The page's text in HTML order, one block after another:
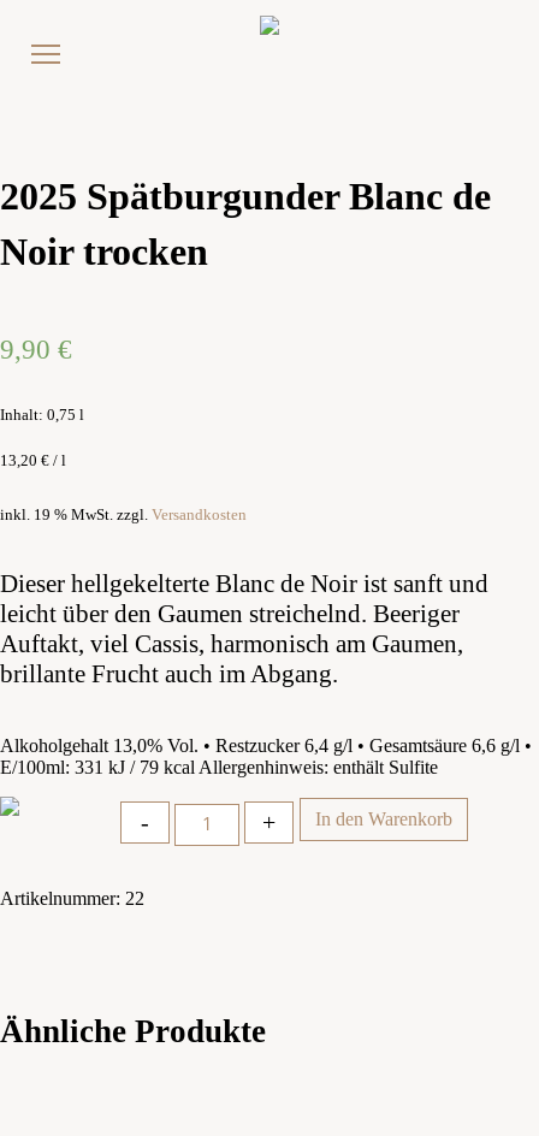
2025 Spätburgunder Blanc de
Noir trocken
9,90 €
Inhalt: 0,75 l
13,20 € / l
inkl. 19 % MwSt. zzgl. Versandkosten
Dieser hellgekelterte Blanc de Noir ist sanft und
leicht über den Gaumen streichelnd. Beeriger
Auftakt, viel Cassis, harmonisch am Gaumen,
brillante Frucht auch im Abgang.
Alkoholgehalt 13,0% Vol. • Restzucker 6,4 g/l • Gesamtsäure 6,6 g/l •
E/100ml: 331 kJ / 79 kcal Allergenhinweis: enthält Sulfite
Quantity
- + In den Warenkorb
Artikelnummer: 22
Ähnliche Produkte